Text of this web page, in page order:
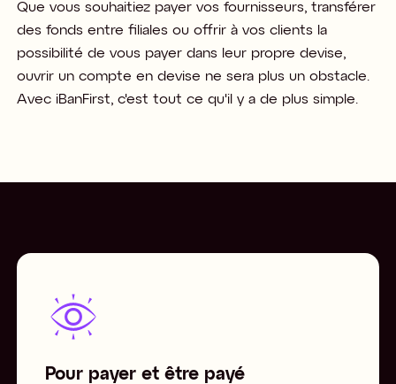
Que vous souhaitiez payer vos fournisseurs, transférer
des fonds entre filiales ou offrir à vos clients la
possibilité de vous payer dans leur propre devise,
ouvrir un compte en devise ne sera plus un obstacle.
Avec iBanFirst, c'est tout ce qu'il y a de plus simple.
Pour payer et être payé